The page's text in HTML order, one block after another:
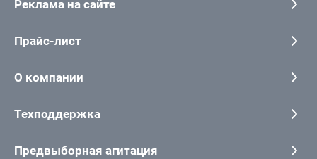
Реклама на сайте
Прайс-лист
О компании
Техподдержка
Предвыборная агитация